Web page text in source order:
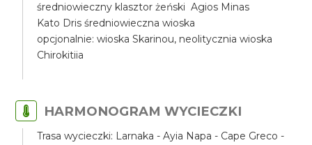
średniowieczny klasztor żeński Agios Minas
Kato Dris średniowieczna wioska
opcjonalnie: wioska Skarinou, neolitycznia wioska
Chirokitiia
HARMONOGRAM WYCIECZKI
Trasa wycieczki: Larnaka - Ayia Napa - Cape Greco -